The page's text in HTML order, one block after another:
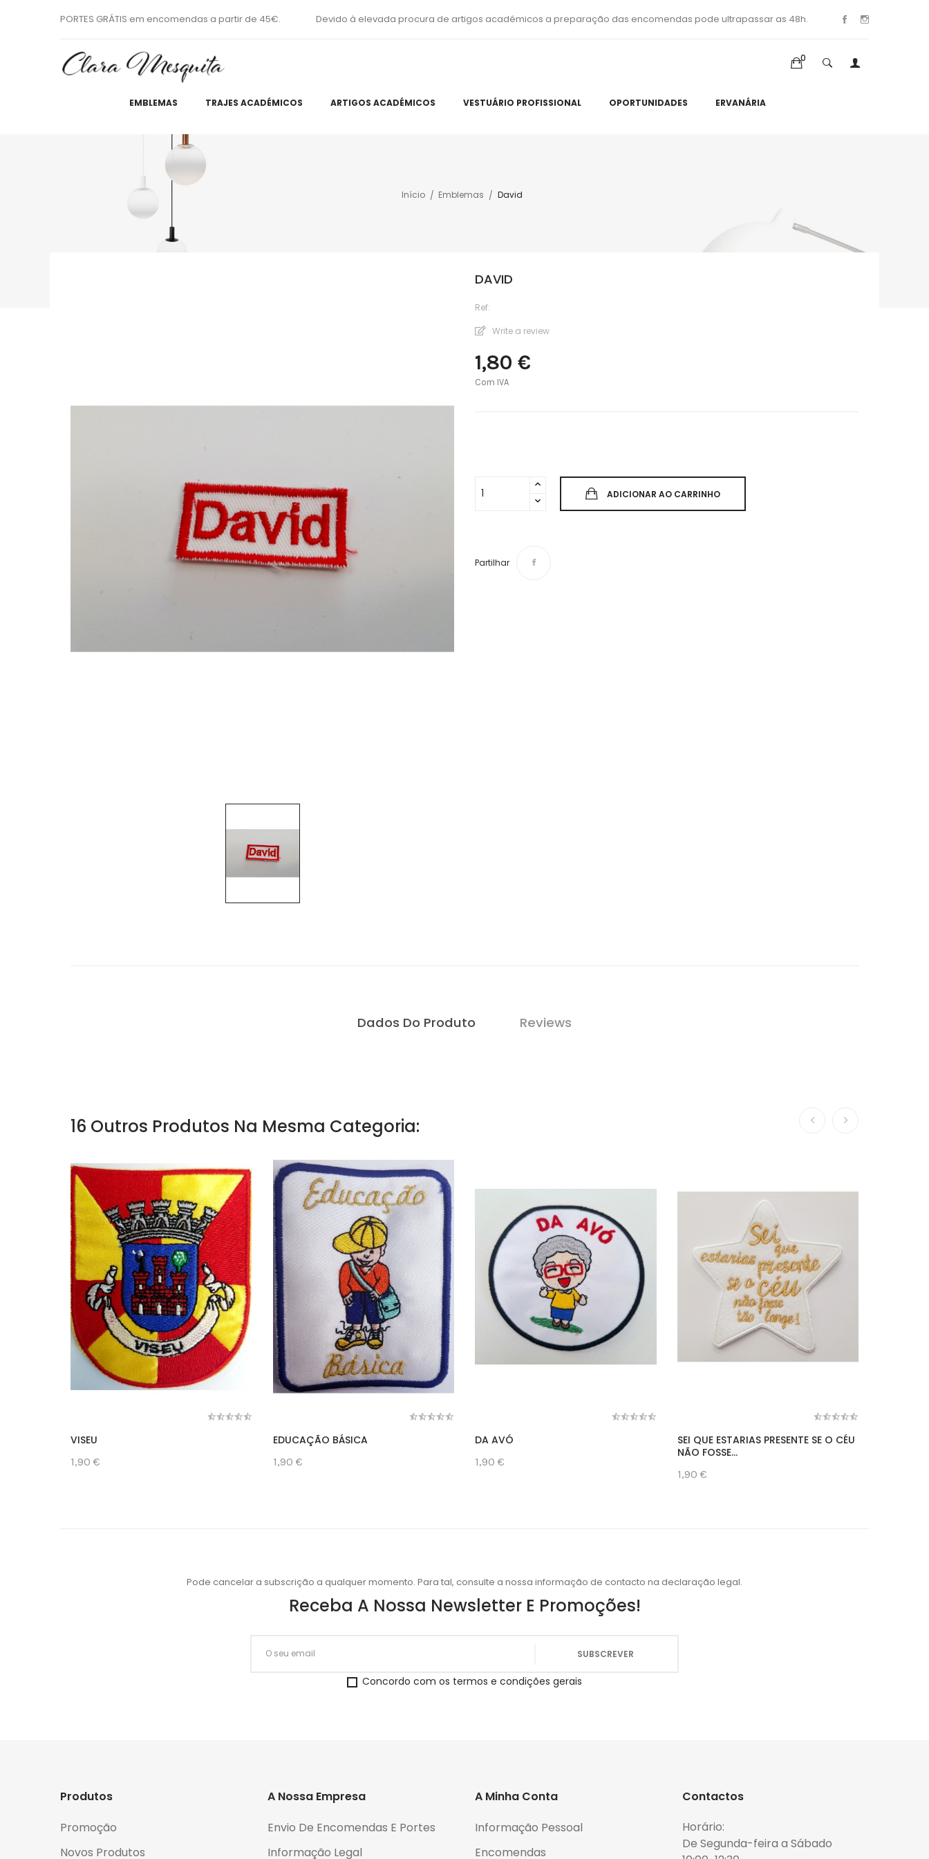
PORTES GRÁTIS em encomendas a partir de 45€. Devido à elevada procura de artigos académicos a preparação das encomendas pode ultrapassar as 48h.
0
EMBLEMAS TRAJES ACADÉMICOS ARTIGOS ACADÉMICOS VESTUÁRIO PROFISSIONAL OPORTUNIDADES ERVANÁRIA
Início Emblemas David
DAVID
Ref:
Write a review
1,80 €
Com IVA
ADICIONAR AO CARRINHO
Partilhar
Dados Do Produto Reviews
16 Outros Produtos Na Mesma Categoria:
VISEU
1,90 €
EDUCAÇÃO BÁSICA
1,90 €
DA AVÓ
1,90 €
SEI QUE ESTARIAS PRESENTE SE O CÉU
NÃO FOSSE...
1,90 €
Pode cancelar a subscrição a qualquer momento. Para tal, consulte a nossa informação de contacto na declaração legal.
Receba A Nossa Newsletter E Promoções!
Concordo com os termos e condições gerais
Produtos
Promoção
Novos Produtos
A Nossa Empresa
Envio De Encomendas E Portes
Informação Legal
A Minha Conta
Informação Pessoal
Encomendas
Contactos
Horário:
De Segunda-feira a Sábado